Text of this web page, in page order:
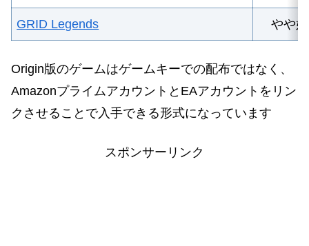
GRID Legends やや
Origin版のゲームはゲームキーでの配布ではなく、
AmazonプライムアカウントとEAアカウントをリン
クさせることで入手できる形式になっています
スポンサーリンク